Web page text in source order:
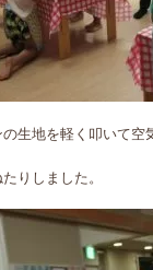
生地を軽く叩いて空
りしました。